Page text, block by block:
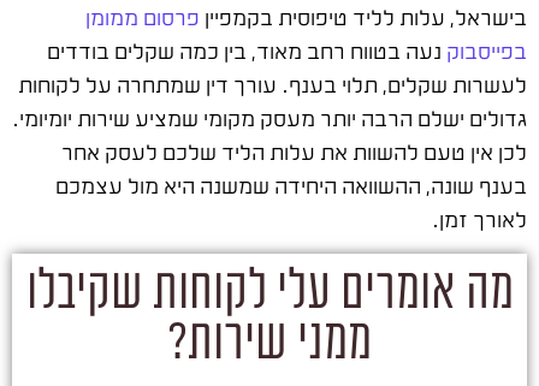
בישראל, עלות לליד טיפוסית בקמפיין פרסום ממומן
בפייסבוק נעה בטווח רחב מאוד, בין כמה שקלים בודדים
לעשרות שקלים, תלוי בענף. עורך דין שמתחרה על לקוחות
גדולים ישלם הרבה יותר מעסק מקומי שמציע שירות יומיומי.
לכן אין טעם להשוות את עלות הליד שלכם לעסק אחר
בענף שונה, ההשוואה היחידה שמשנה היא מול עצמכם
לאורך זמן.
מה אומרים עלי לקוחות שקיבלו
ממני שירות?